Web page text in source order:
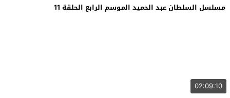
مسلسل السلطان عبد الحميد الموسم الرابع الحلقة 11
02:09:10